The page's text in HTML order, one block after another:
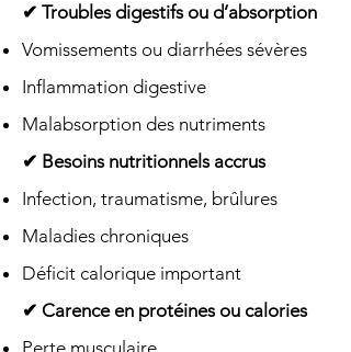
✔ Troubles digestifs ou d’absorption
Vomissements ou diarrhées sévères
Inflammation digestive
Malabsorption des nutriments
✔ Besoins nutritionnels accrus
Infection, traumatisme, brûlures
Maladies chroniques
Déficit calorique important
✔ Carence en protéines ou calories
Perte musculaire